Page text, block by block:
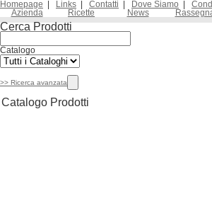
Homepage Links Contatti Dove Siamo
Azienda
Ricette News
Cerca Prodotti
Catalogo
>> Ricerca avanzata
Catalogo Prodotti